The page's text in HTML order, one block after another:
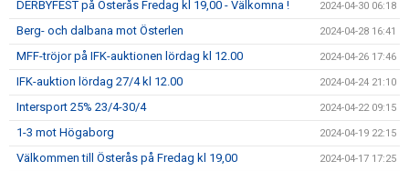
DERBYFEST på Österås Fredag kl 19,00 - Välkomna ! 2024-04-30 06:18
Berg- och dalbana mot Österlen 2024-04-28 16:41
MFF-tröjor på IFK-auktionen lördag kl 12.00 2024-04-26 17:46
IFK-auktion lördag 27/4 kl 12.00 2024-04-24 21:10
Intersport 25% 23/4-30/4 2024-04-22 09:15
1-3 mot Högaborg 2024-04-19 22:15
Välkommen till Österås på Fredag kl 19,00 2024-04-17 17:25